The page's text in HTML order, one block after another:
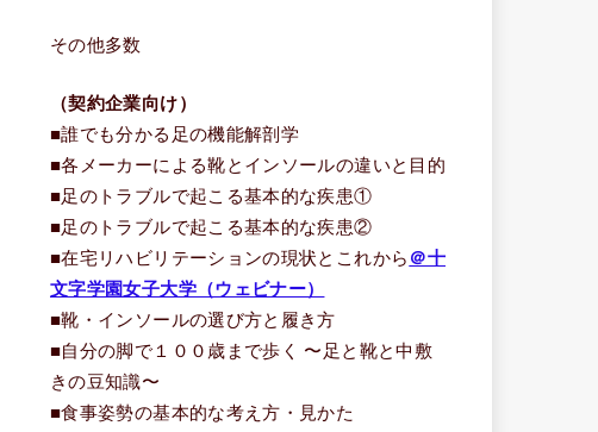
その他多数
（契約企業向け）
■誰でも分かる足の機能解剖学
■各メーカーによる靴とインソールの違いと目的
■足のトラブルで起こる基本的な疾患①
■足のトラブルで起こる基本的な疾患②
■在宅リハビリテーションの現状とこれから ＠十
文字学園女子大学（ウェビナー）
■靴・インソールの選び方と履き方
■自分の脚で１００歳まで歩く 〜足と靴と中敷
きの豆知識〜
■食事姿勢の基本的な考え方・見かた